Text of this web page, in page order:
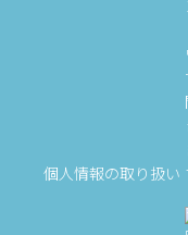
個人情報の取り扱い